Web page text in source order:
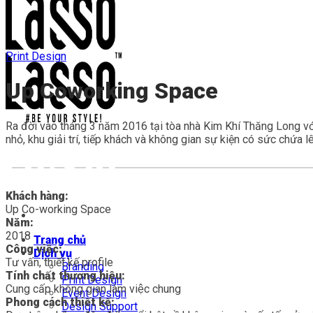
Trang chủ
Dịch vụ
Branding
Print Design
Event Design
Design Support
Print Design
Up Coworking Space
Ra đời vào tháng 3 năm 2016 tại tòa nhà Kim Khí Thăng Long
nhỏ, khu giải trí, tiếp khách và không gian sự kiện có sức chứa
Khách hàng:
Up Co-working Space
Năm:
2018
Công việc:
Tư vấn, thiết kế profile
Tính chất thương hiệu:
Cung cấp không gian làm việc chung
Phong cách thiết kế: